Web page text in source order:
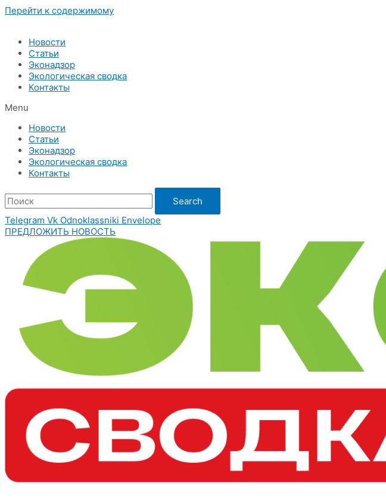
Перейти к содержимому
Новости
Статьи
Эконадзор
Экологическая сводка
Контакты
Menu
Новости
Статьи
Эконадзор
Экологическая сводка
Контакты
Search
Telegram Vk Odnoklassniki Envelope
ПРЕДЛОЖИТЬ НОВОСТЬ